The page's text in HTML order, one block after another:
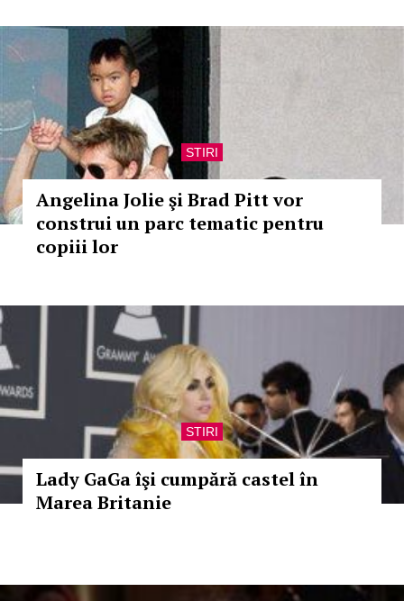
STIRI
Angelina Jolie şi Brad Pitt vor
construi un parc tematic pentru
copiii lor
STIRI
Lady GaGa îşi cumpără castel în
Marea Britanie